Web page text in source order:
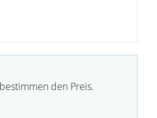
den Preis.